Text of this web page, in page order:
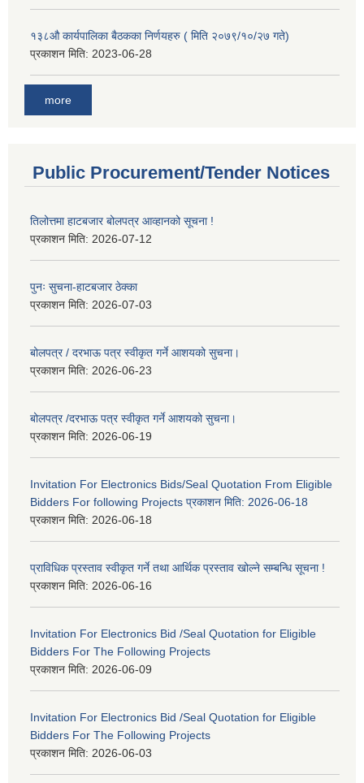
१३८औ कार्यपालिका बैठकका निर्णयहरु ( मिति २०७९/१०/२७ गते)
प्रकाशन मिति: 2023-06-28
more
Public Procurement/Tender Notices
तिलोत्तमा हाटबजार बोलपत्र आव्हानको सूचना !
प्रकाशन मिति: 2026-07-12
पुनः सुचना-हाटबजार ठेक्का
प्रकाशन मिति: 2026-07-03
बोलपत्र / दरभाऊ पत्र स्वीकृत गर्ने आशयको सुचना।
प्रकाशन मिति: 2026-06-23
बोलपत्र /दरभाऊ पत्र स्वीकृत गर्ने आशयको सुचना।
प्रकाशन मिति: 2026-06-19
Invitation For Electronics Bids/Seal Quotation From Eligible
Bidders For following Projects प्रकाशन मिति: 2026-06-18
प्रकाशन मिति: 2026-06-18
प्राविधिक प्रस्ताव स्वीकृत गर्ने तथा आर्थिक प्रस्ताव खोल्ने सम्बन्धि सूचना !
प्रकाशन मिति: 2026-06-16
Invitation For Electronics Bid /Seal Quotation for Eligible
Bidders For The Following Projects
प्रकाशन मिति: 2026-06-09
Invitation For Electronics Bid /Seal Quotation for Eligible
Bidders For The Following Projects
प्रकाशन मिति: 2026-06-03